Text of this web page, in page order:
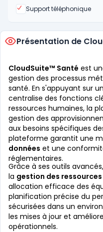
Support téléphonique
Oui
Présentation de
CloudSuite™ Santé est
gestion des processus
santé. En s'appuyant sur un
centralise des fonctions
ressources humaines, la
gestion des
aux besoins spécifiques
plateforme garantit une
données et une
réglementaires.
Grâce à ses outils avancés,
la gestion des
allocation efficace des
planification précise du
sécurisées dans un
les mises à jour et
opérationnels.